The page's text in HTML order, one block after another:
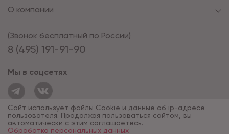
8 (495) 191-91-90
(Звонок бесплатный по России)
Мы в соцсетях
О компании
Сайт использует файлы Cookie и данные об ip-адресе
пользователя. Продолжая пользоваться сайтом, вы
автоматически с этим соглашаетесь.
Обработка персональных данных